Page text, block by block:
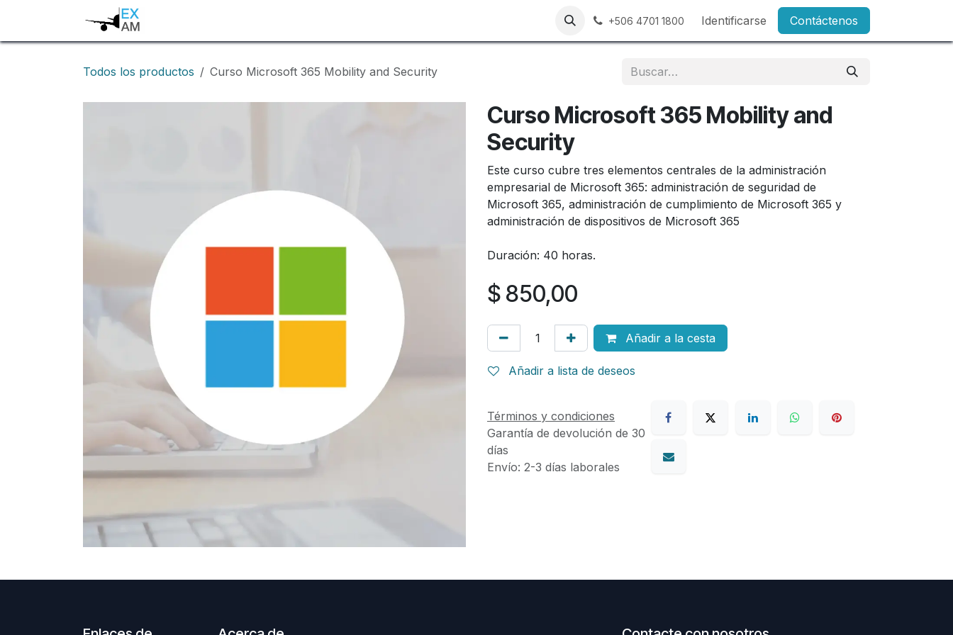
+506 4701 1800 Identificarse Contáctenos
Todos los productos Curso Microsoft 365 Mobility and Security
Curso Microsoft 365 Mobility and
Security
Este curso cubre tres elementos centrales de la administración
empresarial de Microsoft 365: administración de seguridad de
Microsoft 365, administración de cumplimiento de Microsoft 365 y
administración de dispositivos de Microsoft 365
Duración: 40 horas.
$ 850,00
Añadir a la cesta
Añadir a lista de deseos
Términos y condiciones
Garantía de devolución de 30
días
Envío: 2-3 días laborales